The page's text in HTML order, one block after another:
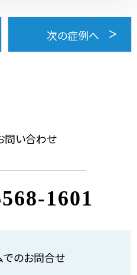
次の症例へ
問い合わせ
1601
でのお問合せ